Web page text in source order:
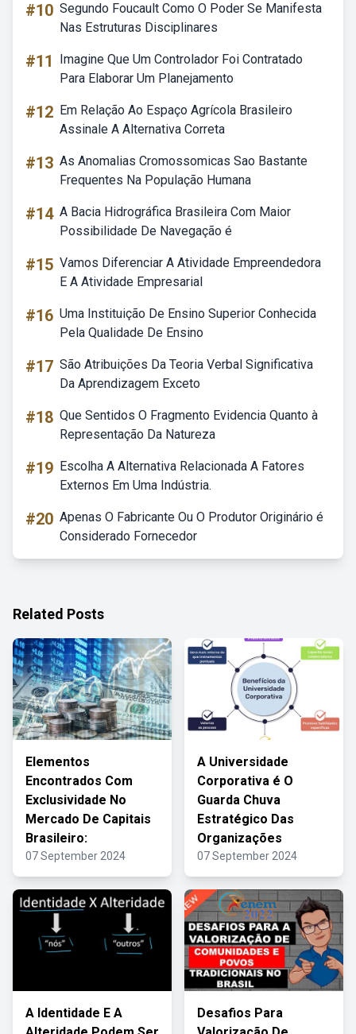
#10 Segundo Foucault Como O Poder Se Manifesta
Nas Estruturas Disciplinares
#11
Imagine Que Um Controlador Foi Contratado
Para Elaborar Um Planejamento
#12 Em Relação Ao Espaço Agrícola Brasileiro
Assinale A Alternativa Correta
#13 As Anomalias Cromossomicas Sao Bastante
Frequentes Na População Humana
#14 A Bacia Hidrográfica Brasileira Com Maior
Possibilidade De Navegação é
#15 Vamos Diferenciar A Atividade Empreendedora
E A Atividade Empresarial
#16 Uma Instituição De Ensino Superior Conhecida
Pela Qualidade De Ensino
#17 São Atribuições Da Teoria Verbal Significativa
Da Aprendizagem Exceto
#18 Que Sentidos O Fragmento Evidencia Quanto à
Representação Da Natureza
#19 Escolha A Alternativa Relacionada A Fatores
Externos Em Uma Indústria.
#20 Apenas O Fabricante Ou O Produtor Originário é
Considerado Fornecedor
Related Posts
Elementos
Encontrados Com
Exclusividade No
Mercado De Capitais
Brasileiro:
07 September 2024
A Universidade
Corporativa é O
Guarda Chuva
Estratégico Das
Organizações
07 September 2024
A Identidade E A
Desafios Para